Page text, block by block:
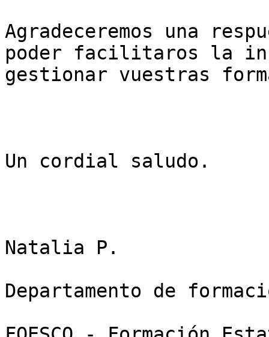
Agradeceremos una
poder facilitaros la
gestionar vuestras
Un cordial saludo.
Natalia P.
Departamento de